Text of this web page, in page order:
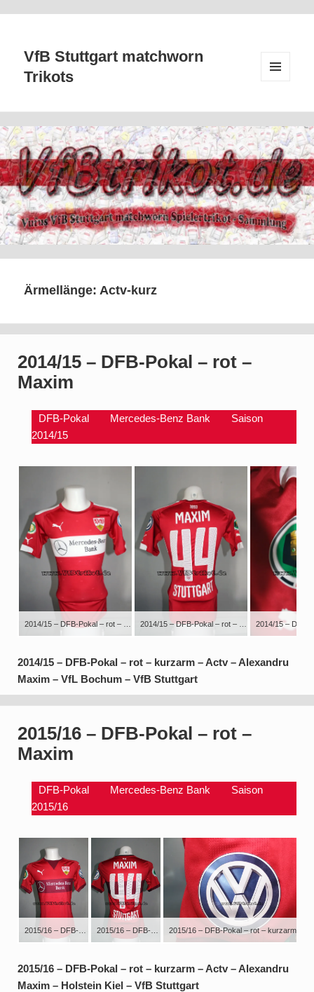
VfB Stuttgart matchworn
Trikots
Ärmellänge:Actv-kurz
2014/15 – DFB-Pokal – rot –
Maxim
DFB-Pokal Mercedes-Benz Bank
Saison
2014/15
2014/15 – DFB-Pokal – rot – kurzarm – Actv – Alexandru
Maxim – VfL Bochum – VfB Stuttgart
2015/16 – DFB-Pokal – rot –
Maxim
DFB-Pokal Mercedes-Benz Bank
Saison
2015/16
2015/16 – DFB-Pokal – rot – kurzarm – Actv – Alexandru
Maxim – Holstein Kiel – VfB Stuttgart